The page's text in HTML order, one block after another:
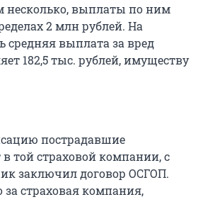
несколько, выплаты по ним
2 млн рублей. На
средняя выплата за вред
182,5 тыс. рублей, имуществу
пострадавшие
той страховой компании, с
заключил договор ОСГОП.
за страховая компания,